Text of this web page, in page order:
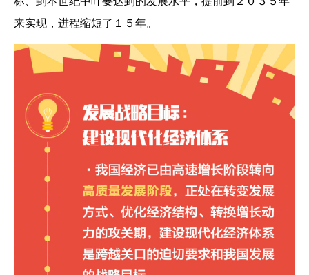
来实现，进程缩短了１５年。